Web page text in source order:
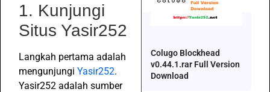
1. Kunjungi
Situs Yasir252
Langkah pertama adalah
mengunjungi Yasir252.
Yasir252 adalah sumber
Colugo Blockhead
v0.44.1.rar Full Version
Download